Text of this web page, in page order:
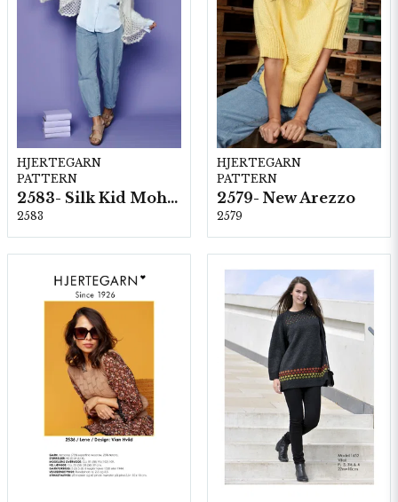
HJERTEGARN
PATTERN
2583- Silk Kid Mohair
2583
HJERTEGARN
PATTERN
2579- New Arezzo
2579